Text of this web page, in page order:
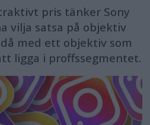
pris tänker Sony
vilja satsa på objektiv
med ett objektiv som
ligga i proffssegmentet.